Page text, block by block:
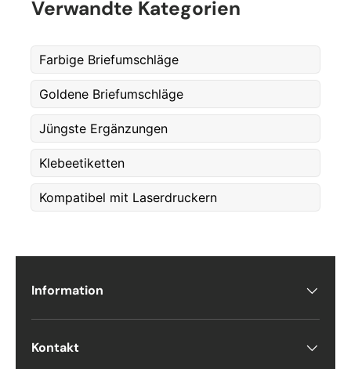
E-post
Telefon
Antall *
Kommentarer
Verwandte Kategorien
Farbige Briefumschläge
Goldene Briefumschläge
Jüngste Ergänzungen
Klebeetiketten
Kompatibel mit Laserdruckern
Information
Kontakt